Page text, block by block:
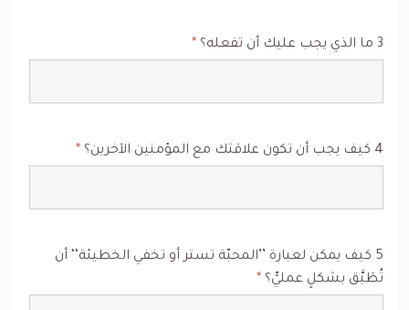
3 ما الذي يجب عليك أن تفعله؟ *
4 كيف يجب أن تكون علاقتك مع المؤمنين الآخرين؟ *
5 كيف يمكن لعبارة ’’المحبّة تستر أو تخفي الخطيئة‘‘ أن
تُطَبَّق بشكلٍ عمليٍّ؟ *